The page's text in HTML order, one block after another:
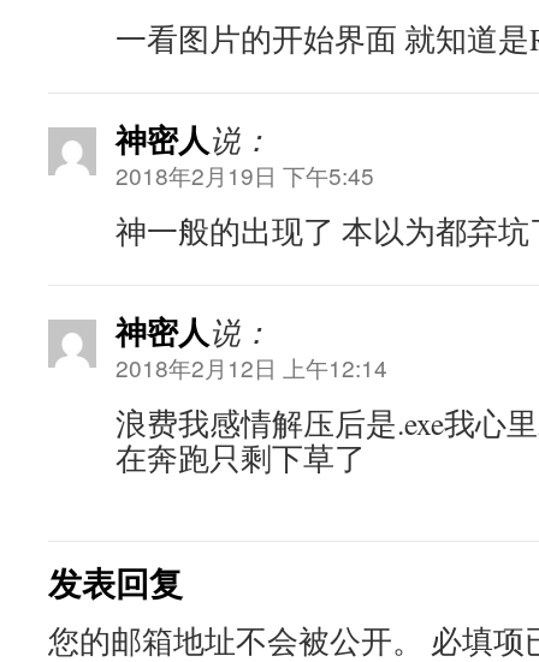
一看图片的开始界面 就知道是
神密人说：
2018年2月19日 下午5:45
神一般的出现了 本以为都弃坑
神密人说：
2018年2月12日 上午12:14
浪费我感情解压后是.exe我心
在奔跑只剩下草了
发表回复
您的邮箱地址不会被公开。 必填项